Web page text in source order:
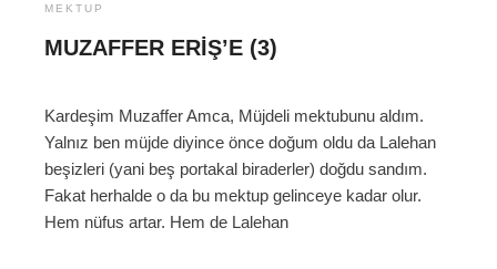
MEKTUP
MUZAFFER ERIŞ’E (3)
Kardeşim Muzaffer Amca, Müjdeli mektubunu aldım.
Yalnız ben müjde diyince önce doğum oldu da Lalehan
beşizleri (yani beş portakal biraderler) doğdu sandım.
Fakat herhalde o da bu mektup gelinceye kadar olur.
Hem nüfus artar. Hem de Lalehan